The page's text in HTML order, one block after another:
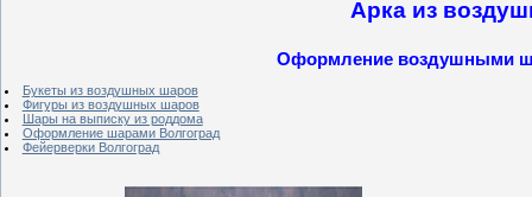
Арка из
Оформление воздушными
Букеты из воздушных шаров
Фигуры из воздушных шаров
Шары на выписку из роддома
Оформление шарами Волгоград
Фейерверки Волгоград